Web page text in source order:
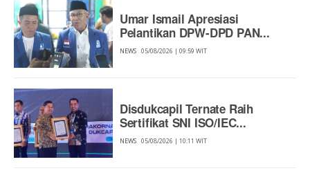
Umar Ismail Apresiasi
Pelantikan DPW-DPD PAN...
NEWS 05/08/2026 | 09:59 WIT
Disdukcapil Ternate Raih
Sertifikat SNI ISO/IEC...
NEWS 05/08/2026 | 10:11 WIT